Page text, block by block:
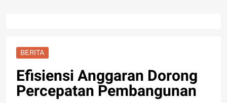
BERITA
Efisiensi Anggaran Dorong
Percepatan Pembangunan